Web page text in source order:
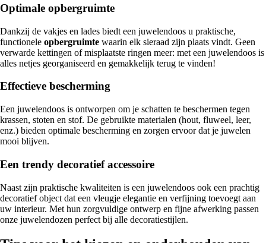
Optimale opbergruimte
Dankzij de vakjes en lades biedt een juwelendoos u praktische,
functionele opbergruimte waarin elk sieraad zijn plaats vindt. Geen
verwarde kettingen of misplaatste ringen meer: met een juwelendoos is
alles netjes georganiseerd en gemakkelijk terug te vinden!
Effectieve bescherming
Een juwelendoos is ontworpen om je schatten te beschermen tegen
krassen, stoten en stof. De gebruikte materialen (hout, fluweel, leer,
enz.) bieden optimale bescherming en zorgen ervoor dat je juwelen
mooi blijven.
Een trendy decoratief accessoire
Naast zijn praktische kwaliteiten is een juwelendoos ook een prachtig
decoratief object dat een vleugje elegantie en verfijning toevoegt aan
uw interieur. Met hun zorgvuldige ontwerp en fijne afwerking passen
onze juwelendozen perfect bij alle decoratiestijlen.